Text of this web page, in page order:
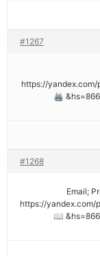
#1267
https://yandex.com/
#1268
📖
https://yandex.com/